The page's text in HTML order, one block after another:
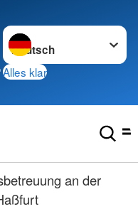
Sprache wechseln zu
Alles klar